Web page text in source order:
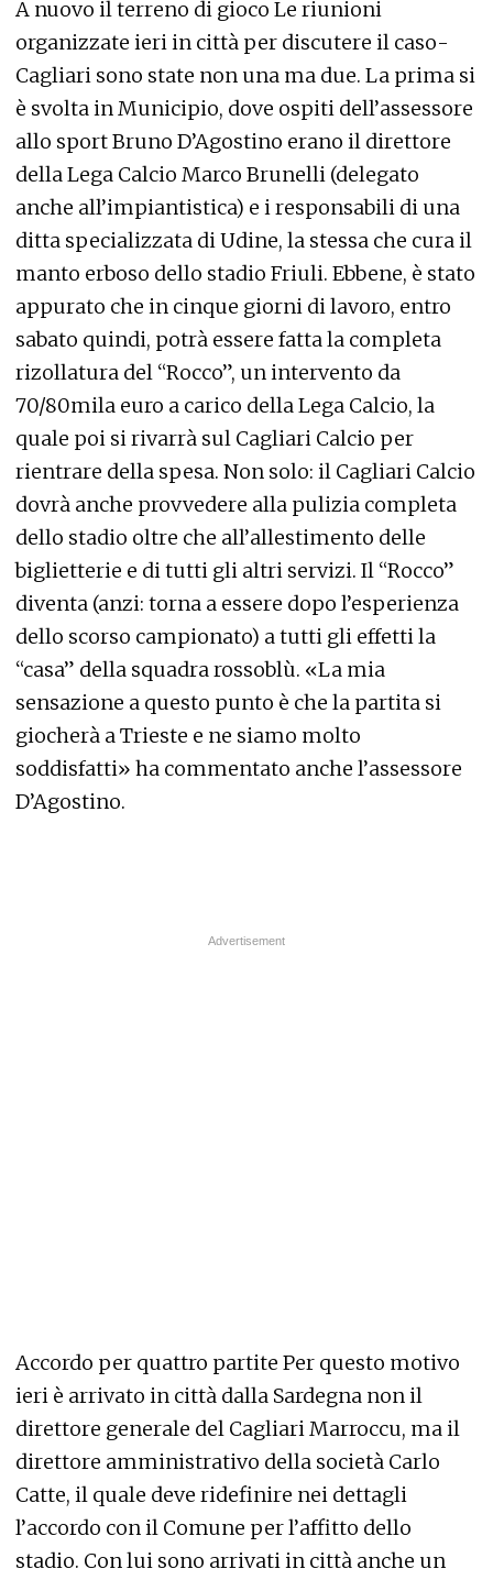
A nuovo il terreno di gioco Le riunioni
organizzate ieri in città per discutere il caso-
Cagliari sono state non una ma due. La prima si
è svolta in Municipio, dove ospiti dell’assessore
allo sport Bruno D’Agostino erano il direttore
della Lega Calcio Marco Brunelli (delegato
anche all’impiantistica) e i responsabili di una
ditta specializzata di Udine, la stessa che cura il
manto erboso dello stadio Friuli. Ebbene, è stato
appurato che in cinque giorni di lavoro, entro
sabato quindi, potrà essere fatta la completa
rizollatura del “Rocco”, un intervento da
70/80mila euro a carico della Lega Calcio, la
quale poi si rivarrà sul Cagliari Calcio per
rientrare della spesa. Non solo: il Cagliari Calcio
dovrà anche provvedere alla pulizia completa
dello stadio oltre che all’allestimento delle
biglietterie e di tutti gli altri servizi. Il “Rocco”
diventa (anzi: torna a essere dopo l’esperienza
dello scorso campionato) a tutti gli effetti la
“casa” della squadra rossoblù. «La mia
sensazione a questo punto è che la partita si
giocherà a Trieste e ne siamo molto
soddisfatti» ha commentato anche l’assessore
D’Agostino.
Accordo per quattro partite Per questo motivo
ieri è arrivato in città dalla Sardegna non il
direttore generale del Cagliari Marroccu, ma il
direttore amministrativo della società Carlo
Catte, il quale deve ridefinire nei dettagli
l’accordo con il Comune per l’affitto dello
stadio. Con lui sono arrivati in città anche un